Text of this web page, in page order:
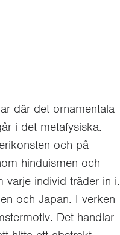
där det ornamentala
i det metafysiska.
och på
hinduismen och
varje individ träder in i.
och Japan. I verken
Det handlar